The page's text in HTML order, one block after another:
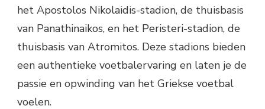
het Apostolos Nikolaidis-stadion, de thuisbasis
van Panathinaikos, en het Peristeri-stadion, de
thuisbasis van Atromitos. Deze stadions bieden
een authentieke voetbalervaring en laten je de
passie en opwinding van het Griekse voetbal
voelen.